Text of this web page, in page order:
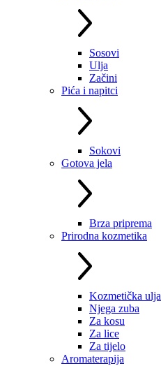
Sosovi
Ulja
Začini
Pića i napitci
Sokovi
Gotova jela
Brza priprema
Prirodna kozmetika
Kozmetička ulja
Njega zuba
Za kosu
Za lice
Za tijelo
Aromaterapija